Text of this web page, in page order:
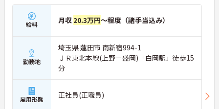
給料 月収 20.3万円～程度（諸手当込み）
勤務地
埼玉県 蓮田市 南新宿994-1
ＪＲ東北本線(上野－盛岡)「白岡駅」徒歩15
分
雇用形態 正社員(正職員)